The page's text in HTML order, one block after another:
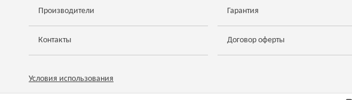
Производители
Контакты
Гарантия
Договор оферты
Условия использования